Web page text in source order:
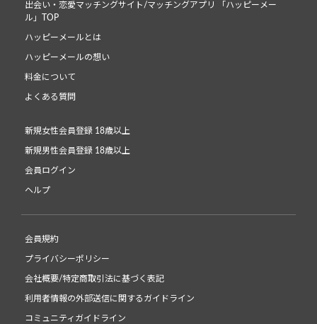
出会い・恋愛マッチングサイト/マッチングアプリ 「ハッピーメー
ル」TOP
ハッピーメールとは
ハッピーメールの想い
料金について
よくある質問
新規女性会員登録 18歳以上
新規男性会員登録 18歳以上
会員ログイン
ヘルプ
会員規約
プライバシーポリシー
会社概要/特定商取引法に基づく表記
利用者情報の外部送信に関するガイドライン
コミュニティガイドライン